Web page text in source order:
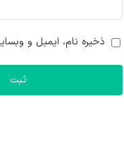
ذخیره نام، ایمیل و